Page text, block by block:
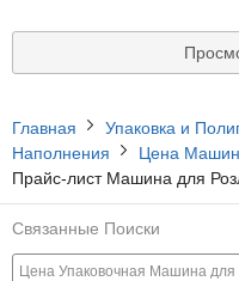
Главная Упаковка и
Наполнения
Цена
Прайс-лист Машина для
Связанные Поиски
Цена Упаковочная Машина для